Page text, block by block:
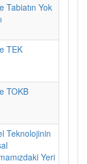
Tabiatın Yok
TEK
TOKB
Teknolojinin
Yeri